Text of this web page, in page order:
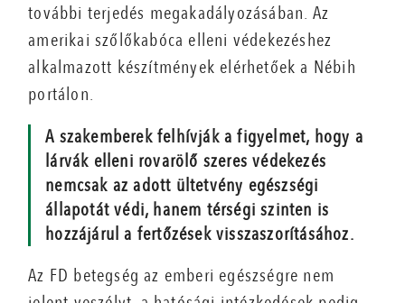
további terjedés megakadályozásában. Az
amerikai szőlőkabóca elleni védekezéshez
alkalmazott készítmények elérhetőek a Nébih
portálon.
A szakemberek felhívják a figyelmet, hogy a
lárvák elleni rovarölő szeres védekezés
nemcsak az adott ültetvény egészségi
állapotát védi, hanem térségi szinten is
hozzájárul a fertőzések visszaszorításához.
Az FD betegség az emberi egészségre nem